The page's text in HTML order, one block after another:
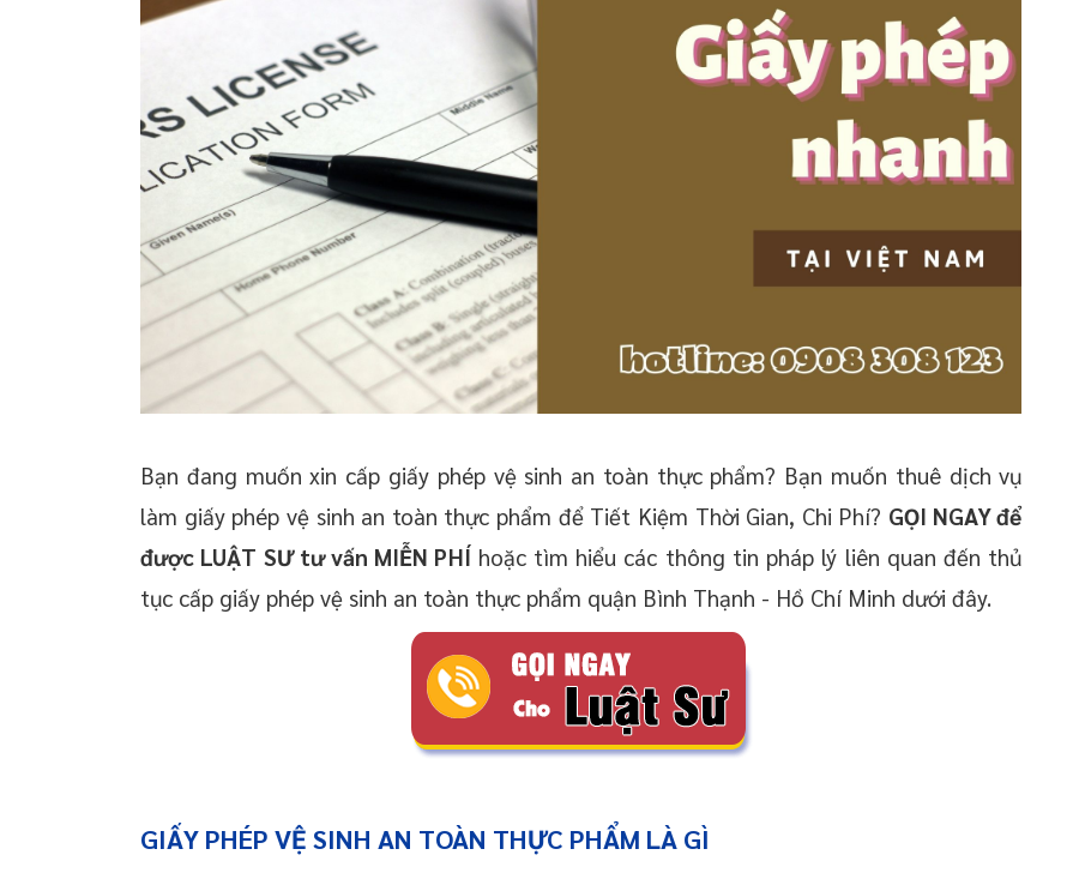
Bạn đang muốn xin cấp giấy phép vệ sinh an toàn thực phẩm? Bạn muốn thuê dịch vụ
làm giấy phép vệ sinh an toàn thực phẩm để Tiết Kiệm Thời Gian, Chi Phí? GỌI NGAY để
được LUẬT SƯ tư vấn MIỄN PHÍhoặc tìm hiểu các thông tin pháp lý liên quan đến thủ
tục cấp giấy phép vệ sinh an toàn thực phẩm quận Bình Thạnh - Hồ Chí Minh dưới đây.
GIẤY PHÉP VỆ SINH AN TOÀN THỰC PHẨM LÀ GÌ